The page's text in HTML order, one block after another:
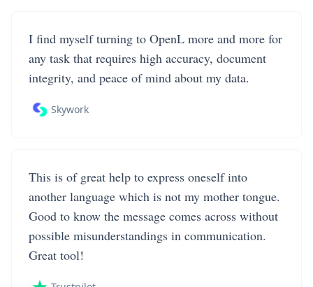
I find myself turning to OpenL more and more for
any task that requires high accuracy, document
integrity, and peace of mind about my data.
Skywork
This is of great help to express oneself into
another language which is not my mother tongue.
Good to know the message comes across without
possible misunderstandings in communication.
Great tool!